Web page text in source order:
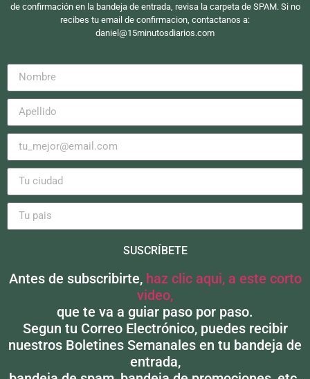
de confirmación en la bandeja de entrada, revisa la carpeta de SPAM. Si no
recibes tu email de confirmacion, contactanos a:
daniel@15minutosdiarios.com
SUSCRÍBETE
Alternative:
Antes de subscribirte, haz clic aqui, a este corto
video,
que te va a guiar paso por paso.
Segun tu Correo Electrónico, puedes recibir
nuestros Boletines Semanales en tu bandeja de
entrada,